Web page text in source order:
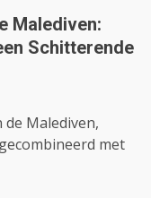
Malediven:
Schitterende
Malediven,
met